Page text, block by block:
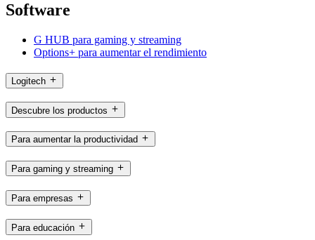
Software
G HUB para gaming y streaming
Options+ para aumentar el rendimiento
Logitech
Descubre los productos
Para aumentar la productividad
Para gaming y streaming
Para empresas
Para educación